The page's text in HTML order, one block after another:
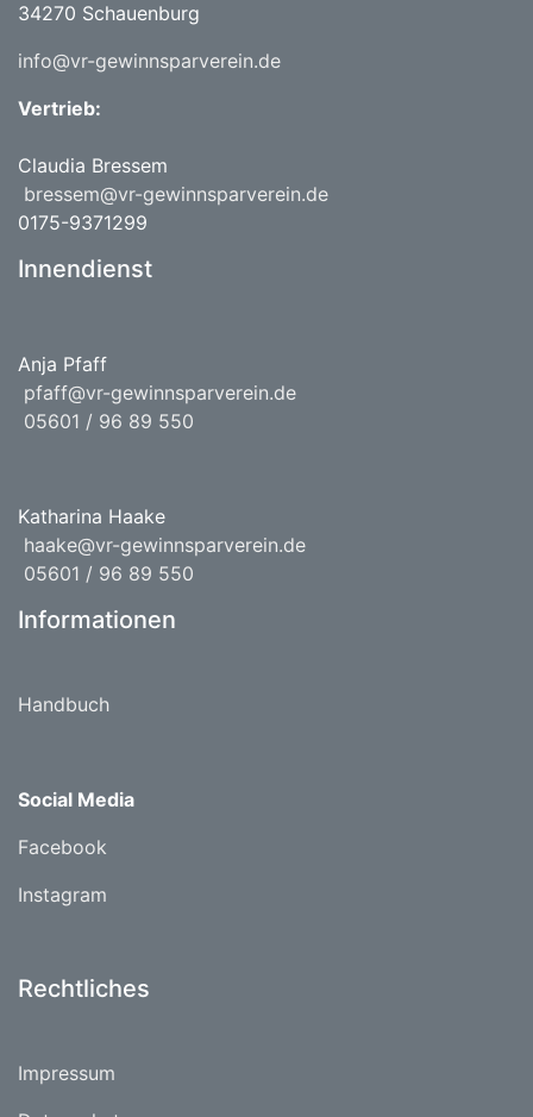
34270 Schauenburg
info@vr-gewinnsparverein.de
Vertrieb:
Claudia Bressem
bressem@vr-gewinnsparverein.de
0175-9371299
Innendienst
Anja Pfaff
pfaff@vr-gewinnsparverein.de
05601 / 96 89 550
Katharina Haake
haake@vr-gewinnsparverein.de
05601 / 96 89 550
Informationen
Handbuch
Social Media
Facebook
Instagram
Rechtliches
Impressum